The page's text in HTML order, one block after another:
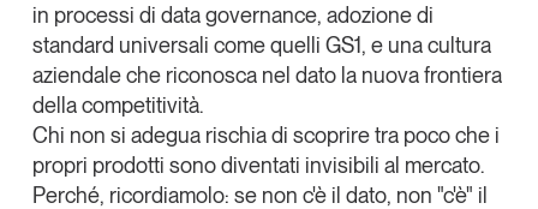
in processi di data governance, adozione di
standard universali come quelli GS1, e una cultura
aziendale che riconosca nel dato la nuova frontiera
della competitività.
Chi non si adegua rischia di scoprire tra poco che i
propri prodotti sono diventati invisibili al mercato.
Perché, ricordiamolo: se non c'è il dato, non "c'è" il